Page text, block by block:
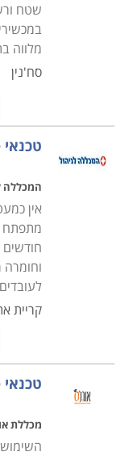
מסגרות הלימוד
שניתן לשלב
הקיימת, ועם
שטח
מלווה
סח'נין
המכללה
אין
מתפתח
קריית
מכללת
השימוש